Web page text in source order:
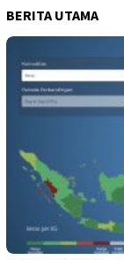
BERITA UTAMA